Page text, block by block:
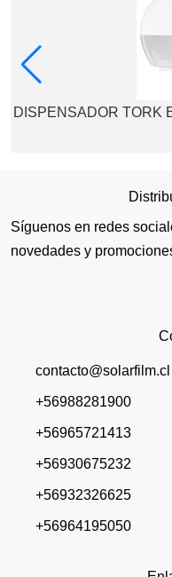
DISPENSADOR TORK
Síguenos en redes
novedades y
contacto@solarfilm.cl
+56988281900
+56965721413
+56930675232
+56932326625
+56964195050